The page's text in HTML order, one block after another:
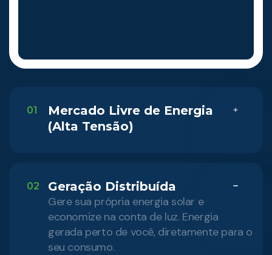
01
Mercado Livre de Energia
(Alta Tensão)
02
Geração Distribuída
Gere sua própria energia solar e
economize na conta de luz. Energia
gerada perto de você, diretamente para o
seu consumo.